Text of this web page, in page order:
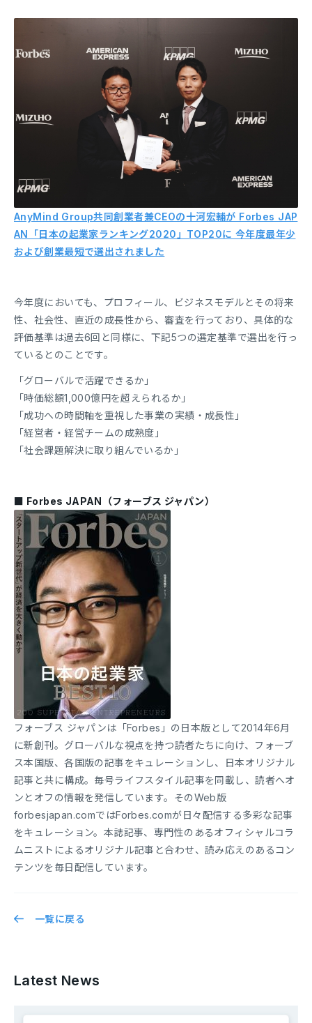
AnyMind Group共同創業者兼CEOの十河宏輔が Forbes JAP
AN「日本の起業家ランキング2020」TOP20に 今年度最年少
および創業最短で選出されました
今年度においても、プロフィール、ビジネスモデルとその将来
性、社会性、直近の成長性から、審査を行っており、具体的な
評価基準は過去6回と同様に、下記5つの選定基準で選出を行っ
ているとのことです。
「グローバルで活躍できるか」
「時価総額1,000億円を超えられるか」
「成功への時間軸を重視した事業の実績・成長性」
「経営者・経営チームの成熟度」
「社会課題解決に取り組んでいるか」
■ Forbes JAPAN（フォーブス ジャパン）
フォーブス ジャパンは「Forbes」の日本版として2014年6月
に新創刊。グローバルな視点を持つ読者たちに向け、フォーブ
ス本国版、各国版の記事をキュレーションし、日本オリジナル
記事と共に構成。毎号ライフスタイル記事を同載し、読者へオ
ンとオフの情報を発信しています。そのWeb版
forbesjapan.comではForbes.comが日々配信する多彩な記事
をキュレーション。本誌記事、専門性のあるオフィシャルコラ
ムニストによるオリジナル記事と合わせ、読み応えのあるコン
テンツを毎日配信しています。
一覧に戻る
Latest News